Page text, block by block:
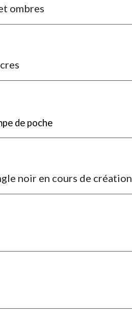
ombres
de poche
noir en cours de création